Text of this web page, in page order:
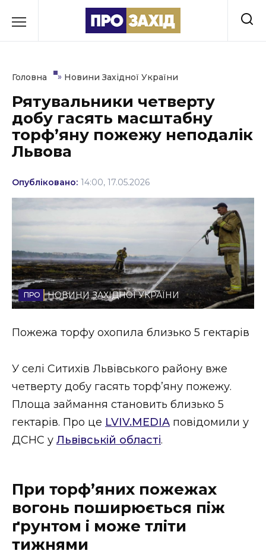
до
Культура
Освіта
Політика
Соціум
Спорт
Стиль життя
Втрачений Ужгород
Втрачений Ужгород (відеоверсія)
ЗАКАРПАТСЬКІ НОВИНИ
НОВИНИ ЗАХІДНОЇ УКРАЇНИ
ФОТО
ВІДЕО
Головна » Новини Західної України
Рятувальники четверту
добу гасять масштабну
торф’яну пожежу неподалік
Львова
Опубліковано: 14:00, 17.05.2026
НОВИНИ ЗАХІДНОЇ УКРАЇНИ
Пожежа торфу охопила близько 5 гектарів
У селі Ситихів Львівського району вже
четверту добу гасять торф’яну пожежу.
Площа займання становить близько 5
гектарів. Про це LVIV.MEDIA повідомили у
ДСНС у Львівській області.
При торф’яних пожежах
вогонь поширюється піж
ґрунтом і може тліти
тижнями